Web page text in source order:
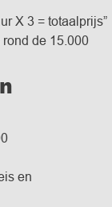
X 3 = totaalprijs”
de 15.000
en